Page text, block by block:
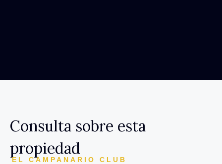
Consulta sobre esta
propiedad
EL CAMPANARIO CLUB